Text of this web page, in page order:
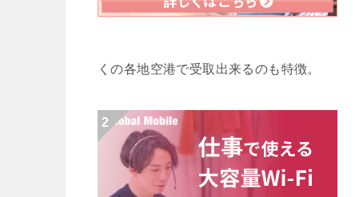
くの各地空港で受取出来るのも特徴。